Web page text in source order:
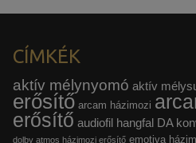
CÍMKÉK
aktív mélynyomó aktív
erősítő arcam házimozi
erősítő audiofil hangfal DA
dolby atmos házimozi erősítő emotiva